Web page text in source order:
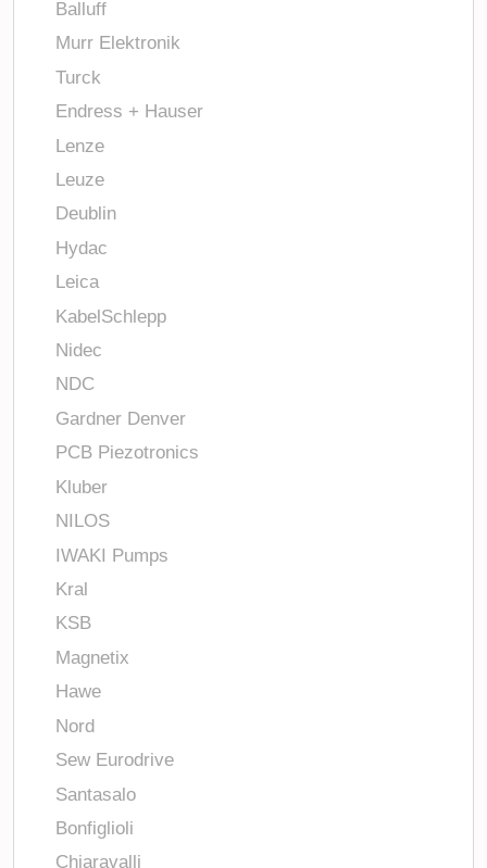
Balluff
Murr Elektronik
Turck
Endress + Hauser
Lenze
Leuze
Deublin
Hydac
Leica
KabelSchlepp
Nidec
NDC
Gardner Denver
PCB Piezotronics
Kluber
NILOS
IWAKI Pumps
Kral
KSB
Magnetix
Hawe
Nord
Sew Eurodrive
Santasalo
Bonfiglioli
Chiaravalli